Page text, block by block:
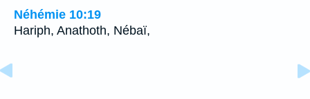
Néhémie 10:19
Hariph, Anathoth, Nébaï,